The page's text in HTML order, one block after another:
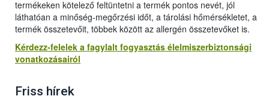
termékeken kötelező feltüntetni a termék pontos nevét, jól
láthatóan a minőség-megőrzési időt, a tárolási hőmérsékletet, a
termék összetevőit, többek között az allergén összetevőket is.
Kérdezz-felelek a fagylalt fogyasztás élelmiszerbiztonsági
vonatkozásairól
Friss hírek